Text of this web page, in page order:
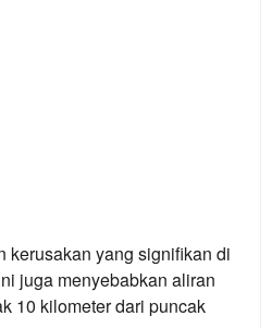
kerusakan yang signifikan di
juga menyebabkan aliran
10 kilometer dari puncak